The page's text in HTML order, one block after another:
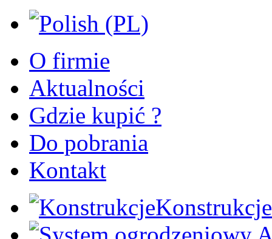
O firmie
Aktualności
Gdzie kupić ?
Do pobrania
Kontakt
Konstrukcje